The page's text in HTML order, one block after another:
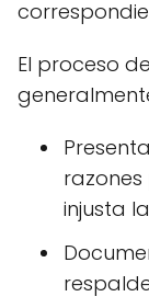
El proceso
injusta